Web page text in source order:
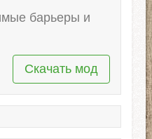
барьеры и
Скачать мод